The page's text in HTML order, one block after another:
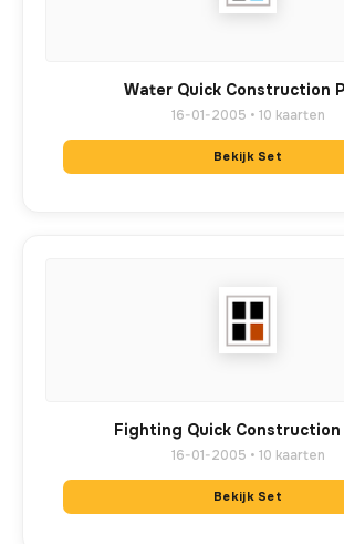
Water Quick Construction
16-01-2005 • 10 kaarten
Bekijk Set
Fighting Quick Construction
16-01-2005 • 10 kaarten
Bekijk Set